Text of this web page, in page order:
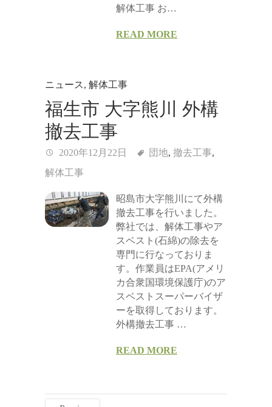
解体工事 お…
READ MORE
ニュース, 解体工事
福生市 大字熊川 外構
撤去工事
2020年12月22日 団地, 撤去工事,
解体工事
昭島市大字熊川にて外構
撤去工事を行いました。
弊社では、解体工事やア
スベスト(石綿)の除去を
専門に行なっておりま
す。作業員はEPA(アメリ
カ合衆国環境保護庁)のア
スベストスーパーバイザ
ーを取得しております。
外構撤去工事 …
READ MORE